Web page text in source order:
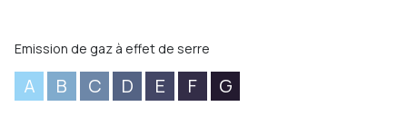
Emission de gaz à effet de serre
A B C D E F G